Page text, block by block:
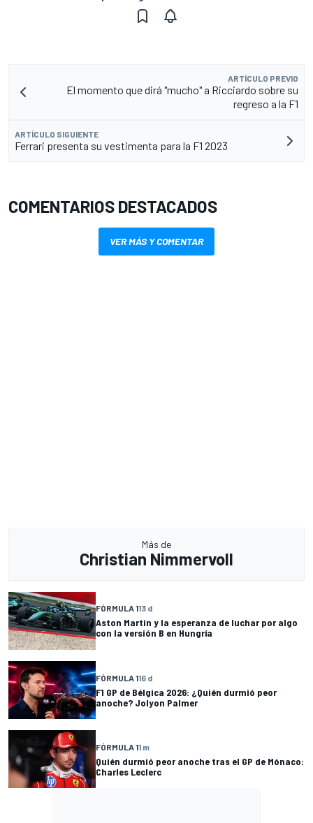
ARTÍCULO PREVIO
El momento que dirá "mucho" a Ricciardo sobre su
regreso a la F1
ARTÍCULO SIGUIENTE
Ferrari presenta su vestimenta para la F1 2023
COMENTARIOS DESTACADOS
VER MÁS Y COMENTAR
Más de
Christian Nimmervoll
FÓRMULA 113 d
Aston Martin y la esperanza de luchar por algo
con la versión B en Hungría
FÓRMULA 116 d
F1 GP de Bélgica 2026: ¿Quién durmió peor
anoche? Jolyon Palmer
FÓRMULA 11 m
Quién durmió peor anoche tras el GP de Mónaco:
Charles Leclerc